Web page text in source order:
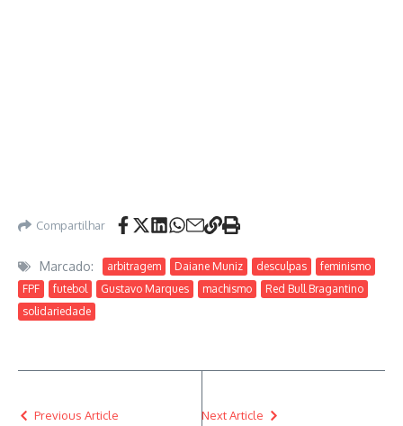
Compartilhar
Marcado: arbitragem Daiane Muniz desculpas
feminismo
FPF
futebol Gustavo Marques machismo
Red Bull Bragantino
solidariedade
Previous Article Next Article